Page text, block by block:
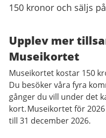
150 kronor och säljs
Upplev mer
Museikortet
Museikortet kostar 150
Du besöker våra fyra
gånger du vill under det
kort. Museikortet för
till 31 december 2026.